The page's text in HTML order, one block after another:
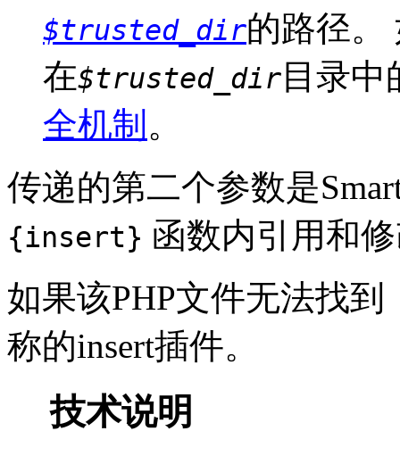
$trusted_dir的路径。
在$trusted_dir 目录
全机制 。
传递的第二个参数是
{insert} 函数内引用和
如果该PHP文件无法找
称的insert插件。
技术说明